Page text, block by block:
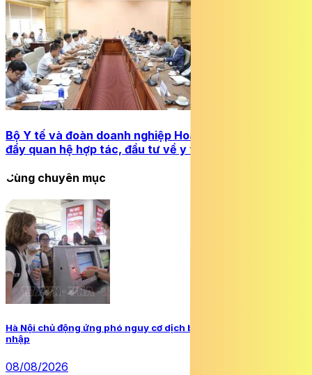
Bộ Y tế và đoàn doanh nghiệp Hoa Kỳ trao đổi, thúc
đẩy quan hệ hợp tác, đầu tư về y tế
Cùng chuyên mục
Hà Nội chủ động ứng phó nguy cơ dịch bệnh do virus Ebola xâm
nhập
08/08/2026